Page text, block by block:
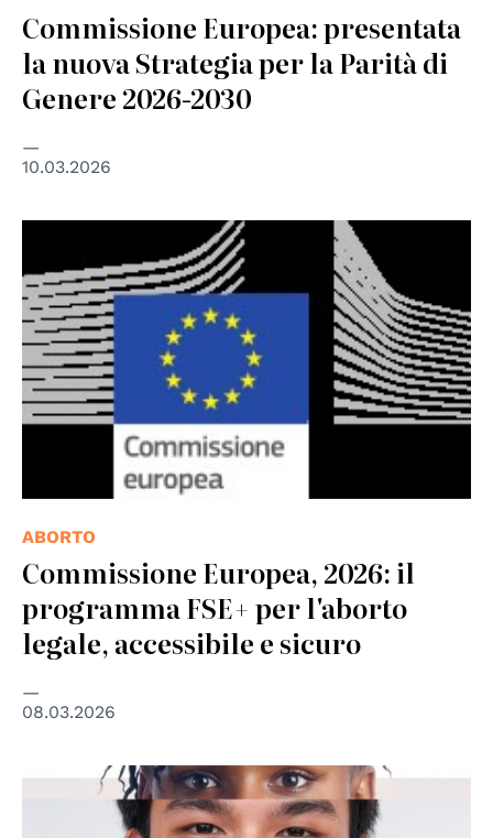
Commissione Europea: presentata
la nuova Strategia per la Parità di
Genere 2026-2030
10.03.2026
ABORTO
Commissione Europea, 2026: il
programma FSE+ per l'aborto
legale, accessibile e sicuro
08.03.2026
© European Commission